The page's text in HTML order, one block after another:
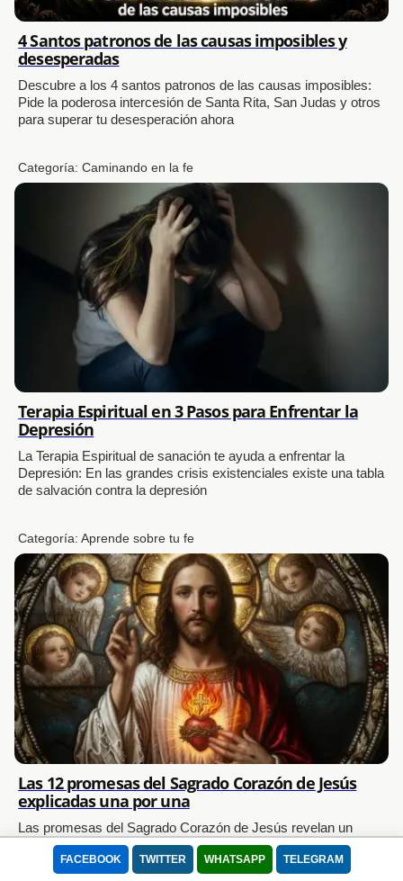
FACEBOOK TWITTER WHATSAPP TELEGRAM
4 Santos patronos de las causas imposibles y
desesperadas
Descubre a los 4 santos patronos de las causas imposibles:
Pide la poderosa intercesión de Santa Rita, San Judas y otros
para superar tu desesperación ahora
Categoría:Caminando en la fe
Terapia Espiritual en 3 Pasos para Enfrentar la
Depresión
La Terapia Espiritual de sanación te ayuda a enfrentar la
Depresión: En las grandes crisis existenciales existe una tabla
de salvación contra la depresión
Categoría:Aprende sobre tu fe
Las 12 promesas del Sagrado Corazón de Jesús
explicadas una por una
Las promesas del Sagrado Corazón de Jesús revelan un
océano infinito de misericordia: Conoce el profundo significado
espiritual de estas bendiciones abundantes